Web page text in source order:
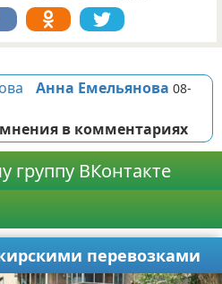
Анна Емельянова 08-
в комментариях
ВКонтакте
перевозками